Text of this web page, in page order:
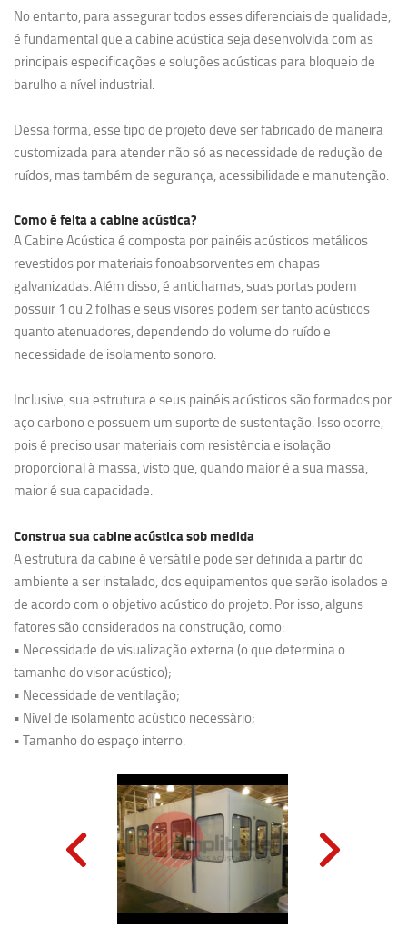
No entanto, para assegurar todos esses diferenciais de qualidade,
é fundamental que a cabine acústica seja desenvolvida com as
principais especificações e soluções acústicas para bloqueio de
barulho a nível industrial.
Dessa forma, esse tipo de projeto deve ser fabricado de maneira
customizada para atender não só as necessidade de redução de
ruídos, mas também de segurança, acessibilidade e manutenção.
Como é feita a cabine acústica?
A Cabine Acústica é composta por painéis acústicos metálicos
revestidos por materiais fonoabsorventes em chapas
galvanizadas. Além disso, é antichamas, suas portas podem
possuir 1 ou 2 folhas e seus visores podem ser tanto acústicos
quanto atenuadores, dependendo do volume do ruído e
necessidade de isolamento sonoro.
Inclusive, sua estrutura e seus painéis acústicos são formados por
aço carbono e possuem um suporte de sustentação. Isso ocorre,
pois é preciso usar materiais com resistência e isolação
proporcional à massa, visto que, quando maior é a sua massa,
maior é sua capacidade.
Construa sua cabine acústica sob medida
A estrutura da cabine é versátil e pode ser definida a partir do
ambiente a ser instalado, dos equipamentos que serão isolados e
de acordo com o objetivo acústico do projeto. Por isso, alguns
fatores são considerados na construção, como:
• Necessidade de visualização externa (o que determina o
tamanho do visor acústico);
• Necessidade de ventilação;
• Nível de isolamento acústico necessário;
• Tamanho do espaço interno.